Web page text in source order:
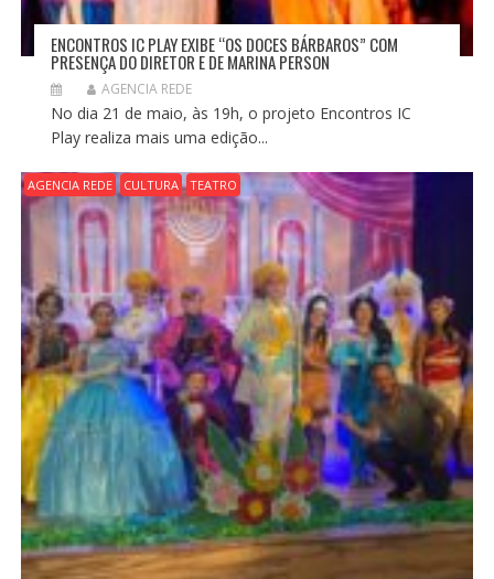
ENCONTROS IC PLAY EXIBE “OS DOCES BÁRBAROS” COM
PRESENÇA DO DIRETOR E DE MARINA PERSON
AGENCIA REDE
No dia 21 de maio, às 19h, o projeto Encontros IC
Play realiza mais uma edição...
AGENCIA REDE CULTURA TEATRO